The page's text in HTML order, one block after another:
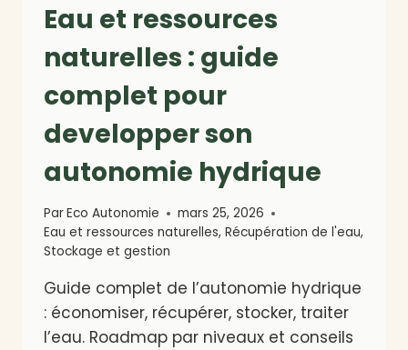
Eau et ressources
naturelles : guide
complet pour
developper son
autonomie hydrique
ParEco Autonomie
mars 25, 2026
Eau et ressources naturelles, Récupération de l'eau,
Stockage et gestion
Guide complet de l’autonomie hydrique
: économiser, récupérer, stocker, traiter
l’eau. Roadmap par niveaux et conseils